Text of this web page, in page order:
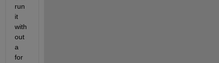
run
it
with
out
a
for